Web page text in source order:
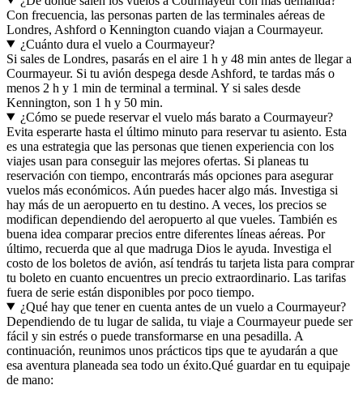
Con frecuencia, las personas parten de las terminales aéreas de
Londres, Ashford o Kennington cuando viajan a Courmayeur.
¿Cuánto dura el vuelo a Courmayeur?
Si sales de Londres, pasarás en el aire 1 h y 48 min antes de llegar a
Courmayeur. Si tu avión despega desde Ashford, te tardas más o
menos 2 h y 1 min de terminal a terminal. Y si sales desde
Kennington, son 1 h y 50 min.
¿Cómo se puede reservar el vuelo más barato a Courmayeur?
Evita esperarte hasta el último minuto para reservar tu asiento. Esta
es una estrategia que las personas que tienen experiencia con los
viajes usan para conseguir las mejores ofertas. Si planeas tu
reservación con tiempo, encontrarás más opciones para asegurar
vuelos más económicos. Aún puedes hacer algo más. Investiga si
hay más de un aeropuerto en tu destino. A veces, los precios se
modifican dependiendo del aeropuerto al que vueles. También es
buena idea comparar precios entre diferentes líneas aéreas. Por
último, recuerda que al que madruga Dios le ayuda. Investiga el
costo de los boletos de avión, así tendrás tu tarjeta lista para comprar
tu boleto en cuanto encuentres un precio extraordinario. Las tarifas
fuera de serie están disponibles por poco tiempo.
¿Qué hay que tener en cuenta antes de un vuelo a Courmayeur?
Dependiendo de tu lugar de salida, tu viaje a Courmayeur puede ser
fácil y sin estrés o puede transformarse en una pesadilla. A
continuación, reunimos unos prácticos tips que te ayudarán a que
esa aventura planeada sea todo un éxito.Qué guardar en tu equipaje
de mano: